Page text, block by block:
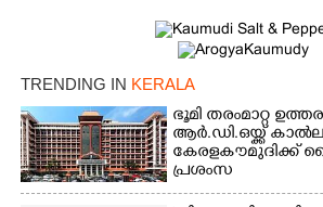
TRENDING IN KERALA
ഭൂമി തരംമാറ്റ
ആർ.ഡി.ഒയ്ക്ക്
കേരളകൗമുദിക്ക്
പ്രശംസ